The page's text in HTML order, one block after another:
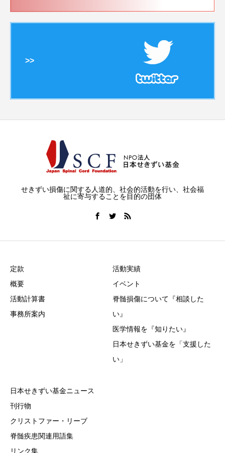
>>
せきずい損傷に関する人道的、社会的活動を行い、社会福
祉に寄与することを目的の団体
定款
概要
活動計算書
事務所案内
活動実績
イベント
脊髄損傷について『相談した
い』
医学情報を『知りたい』
日本せきずい基金を「支援した
い」
日本せきずい基金ニュース
刊行物
クリストファー・リーブ
脊髄疾患関連用語集
リンク集